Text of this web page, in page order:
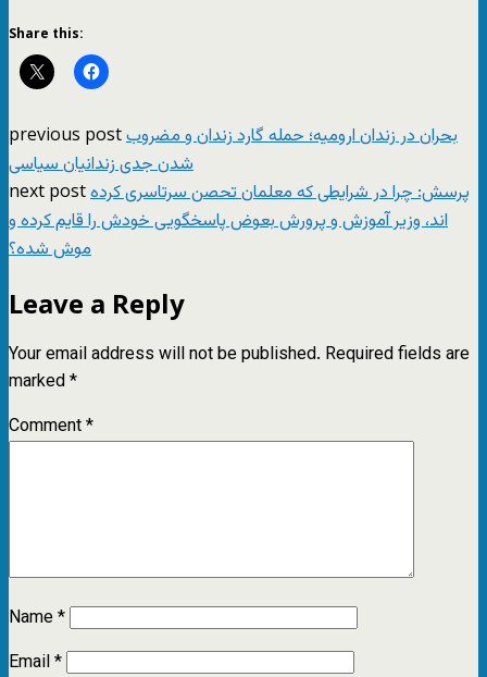
Share this:
previous postبحران در زندان ارومیه؛ حمله گارد زندان و مضروب
شدن جدی زندانیان سیاسی
next postپرسش: چرا در شرایطی که معلمان تحصن سرتاسری کرده
اند، وزیر آموزش و پرورش بعوض پاسخگویی خودش را قایم کرده و
موش شده؟
Leave a Reply
Your email address will not be published. Required fields are
marked*
Comment*
Name*
Email*